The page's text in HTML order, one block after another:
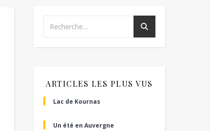
ARTICLES LES PLUS VUS
Lac de Kournas
Un été en Auvergne